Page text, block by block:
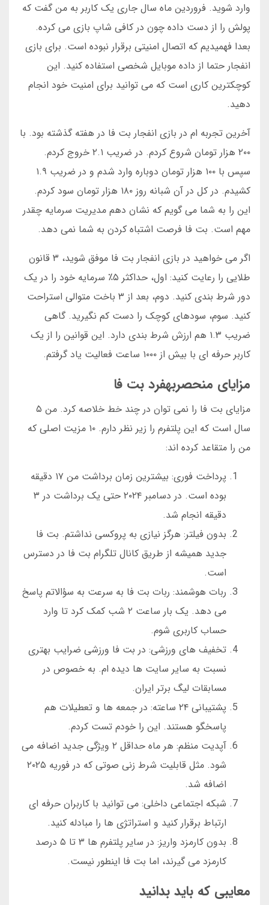
وارد شوید. فروردین ماه سال جاری یک کاربر به من گفت که
پولش را از دست داده چون در کافی شاپ بازی می کرده.
بعدا فهمیدیم که اتصال امنیتی برقرار نبوده است. برای بازی
انفجار حتما از داده موبایل شخصی استفاده کنید. این
کوچکترین کاری است که می توانید برای امنیت خود انجام
دهید.
آخرین تجربه ام در بازی انفجار بت فا در هفته گذشته بود. با
۲۰۰ هزار تومان شروع کردم. در ضریب ۲.۱ خروج کردم.
سپس با ۱۰۰ هزار تومان دوباره وارد شدم و در ضریب ۱.۹
کشیدم. در کل در آن شبانه روز ۱۸۰ هزار تومان سود کردم.
این را به شما می گویم که نشان دهم مدیریت سرمایه چقدر
مهم است. بت فا فرصت اشتباه کردن به شما نمی دهد.
اگر می خواهید در بازی انفجار بت فا موفق شوید، ۳ قانون
طلایی را رعایت کنید: اول، حداکثر ۵٪ سرمایه خود را در یک
دور شرط بندی کنید. دوم، بعد از ۳ باخت متوالی استراحت
کنید. سوم، سودهای کوچک را دست کم نگیرید. گاهی
ضریب ۱.۳ هم ارزش شرط بندی دارد. این قوانین را از یک
کاربر حرفه ای با بیش از ۱۰۰۰ ساعت فعالیت یاد گرفتم.
مزایای منحصربهفرد بت فا
مزایای بت فا را نمی توان در چند خط خلاصه کرد. من ۵
سال است که این پلتفرم را زیر نظر دارم. ۱۰ مزیت اصلی که
من را متقاعد کرده اند:
پرداخت فوری: بیشترین زمان برداشت من ۱۷ دقیقه
بوده است. در دسامبر ۲۰۲۴ حتی یک برداشت در ۳
دقیقه انجام شد.
بدون فیلتر: هرگز نیازی به پروکسی نداشتم. بت فا
جدید همیشه از طریق کانال تلگرام بت فا در دسترس
است.
ربات هوشمند: ربات بت فا به سرعت به سؤالاتم پاسخ
می دهد. یک بار ساعت ۲ شب کمک کرد تا وارد
حساب کاربری شوم.
تخفیف های ورزشی: در بت فا ورزشی ضرایب بهتری
نسبت به سایر سایت ها دیده ام. به خصوص در
مسابقات لیگ برتر ایران.
پشتیبانی ۲۴ ساعته: در جمعه ها و تعطیلات هم
پاسخگو هستند. این را خودم تست کردم.
آپدیت منظم: هر ماه حداقل ۲ ویژگی جدید اضافه می
شود. مثل قابلیت شرط زنی صوتی که در فوریه ۲۰۲۵
اضافه شد.
شبکه اجتماعی داخلی: می توانید با کاربران حرفه ای
ارتباط برقرار کنید و استراتژی ها را مبادله کنید.
بدون کارمزد واریز: در سایر پلتفرم ها ۳ تا ۵ درصد
کارمزد می گیرند، اما بت فا اینطور نیست.
معایبی که باید بدانید